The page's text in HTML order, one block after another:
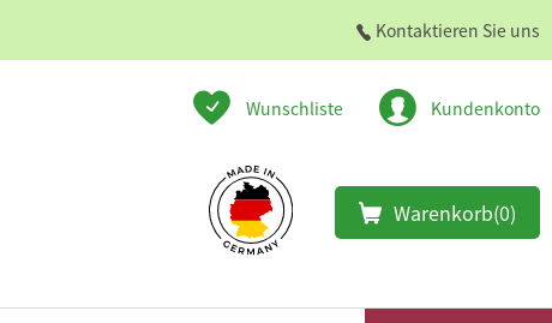
Kontaktieren Sie uns
Wunschliste Kundenkonto
Warenkorb(0)